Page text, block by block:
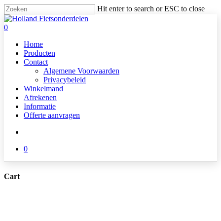
Skip
to
main
Hit enter to search or ESC to close
Close
Search
search
0
Home
Producten
Contact
Algemene Voorwaarden
Privacybeleid
Winkelmand
Afrekenen
Informatie
Offerte aanvragen
0
Cart